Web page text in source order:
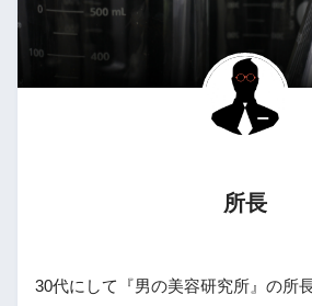
所長
30代にして『男の美容研究所』の所